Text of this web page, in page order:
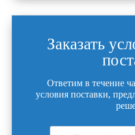
Заказать
Ответим в течение
условия поставки,